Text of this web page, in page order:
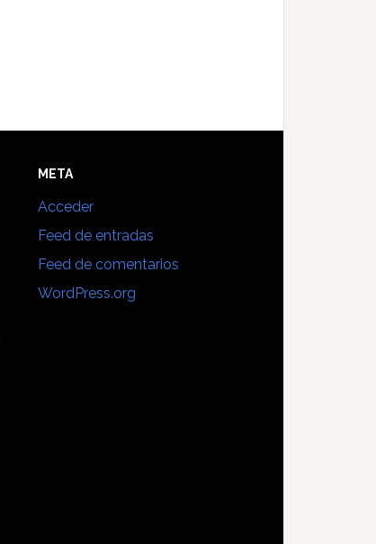
META
Acceder
Feed de entradas
Feed de comentarios
WordPress.org